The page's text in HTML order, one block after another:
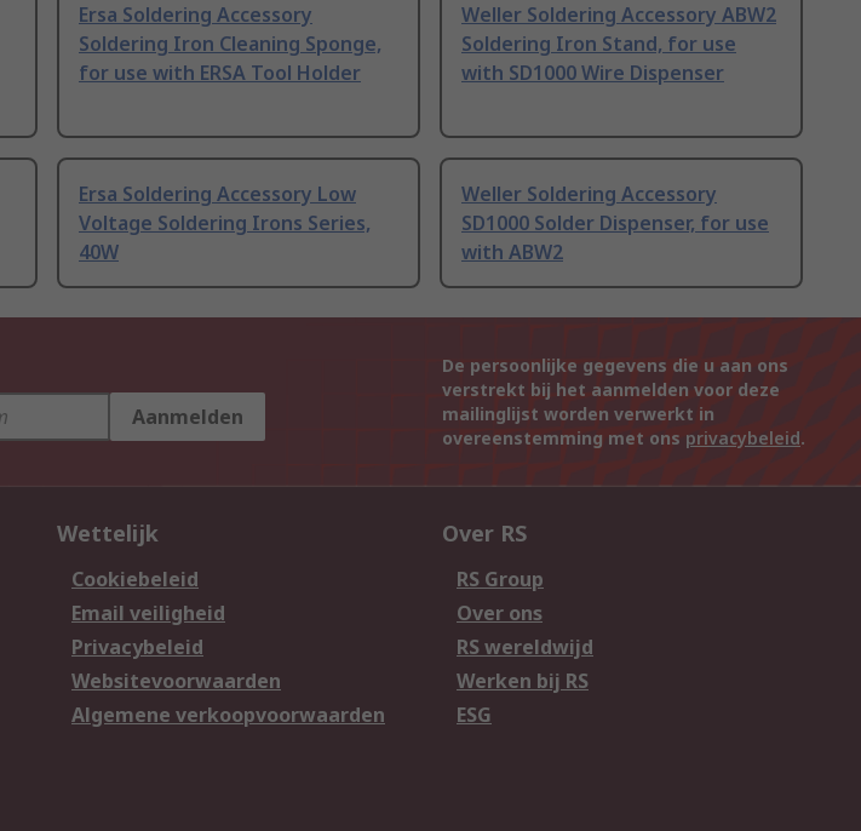
Ersa Soldering Accessory
Soldering Iron Cleaning Sponge,
for use with ERSA Tool Holder
Weller Soldering Accessory ABW2
Soldering Iron Stand, for use
with SD1000 Wire Dispenser
Ersa Soldering Accessory Low
Voltage Soldering Irons Series,
40W
Weller Soldering Accessory
SD1000 Solder Dispenser, for use
with ABW2
Aanmelden
De persoonlijke gegevens die u aan ons
verstrekt bij het aanmelden voor deze
mailinglijst worden verwerkt in
overeenstemming met ons privacybeleid.
Wettelijk
Cookiebeleid
Email veiligheid
Privacybeleid
Websitevoorwaarden
Algemene verkoopvoorwaarden
Over RS
RS Group
Over ons
RS wereldwijd
Werken bij RS
ESG